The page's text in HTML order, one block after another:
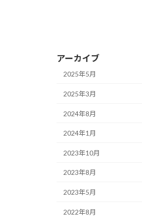
ペ
ー
アーカイブ
2025年5月
2025年3月
2024年8月
2024年1月
2023年10月
2023年8月
2023年5月
2022年8月